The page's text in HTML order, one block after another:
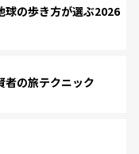
球の歩き方が選ぶ2026
者の旅テクニック